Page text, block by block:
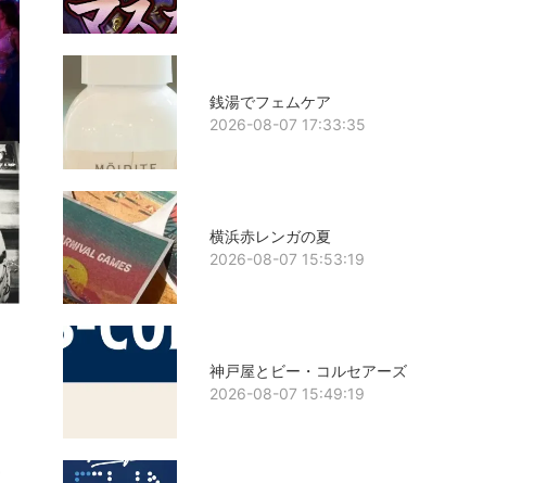
銭湯でフェムケア
2026-08-07 17:33:35
横浜赤レンガの夏
2026-08-07 15:53:19
神戸屋とビー・コルセアーズ
2026-08-07 15:49:19